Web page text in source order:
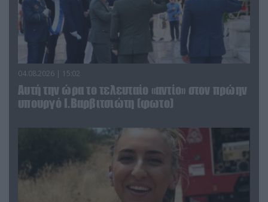
04.08.2026 | 15:02
Αυτή την ώρα το τελευταίο «αντίο» στον πρώην
υπουργό Ι.Βαρβιτσιώτη (φωτο)